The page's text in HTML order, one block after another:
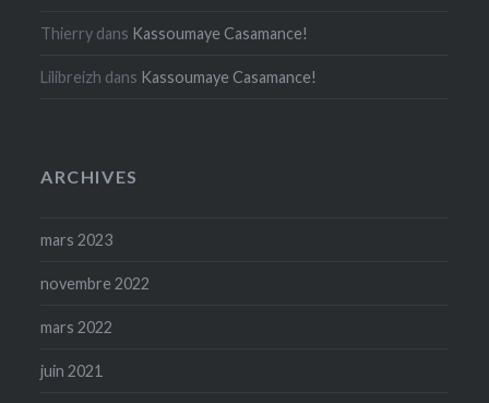
Thierry dans Kassoumaye Casamance!
Lilibreizh dans Kassoumaye Casamance!
ARCHIVES
mars 2023
novembre 2022
mars 2022
juin 2021